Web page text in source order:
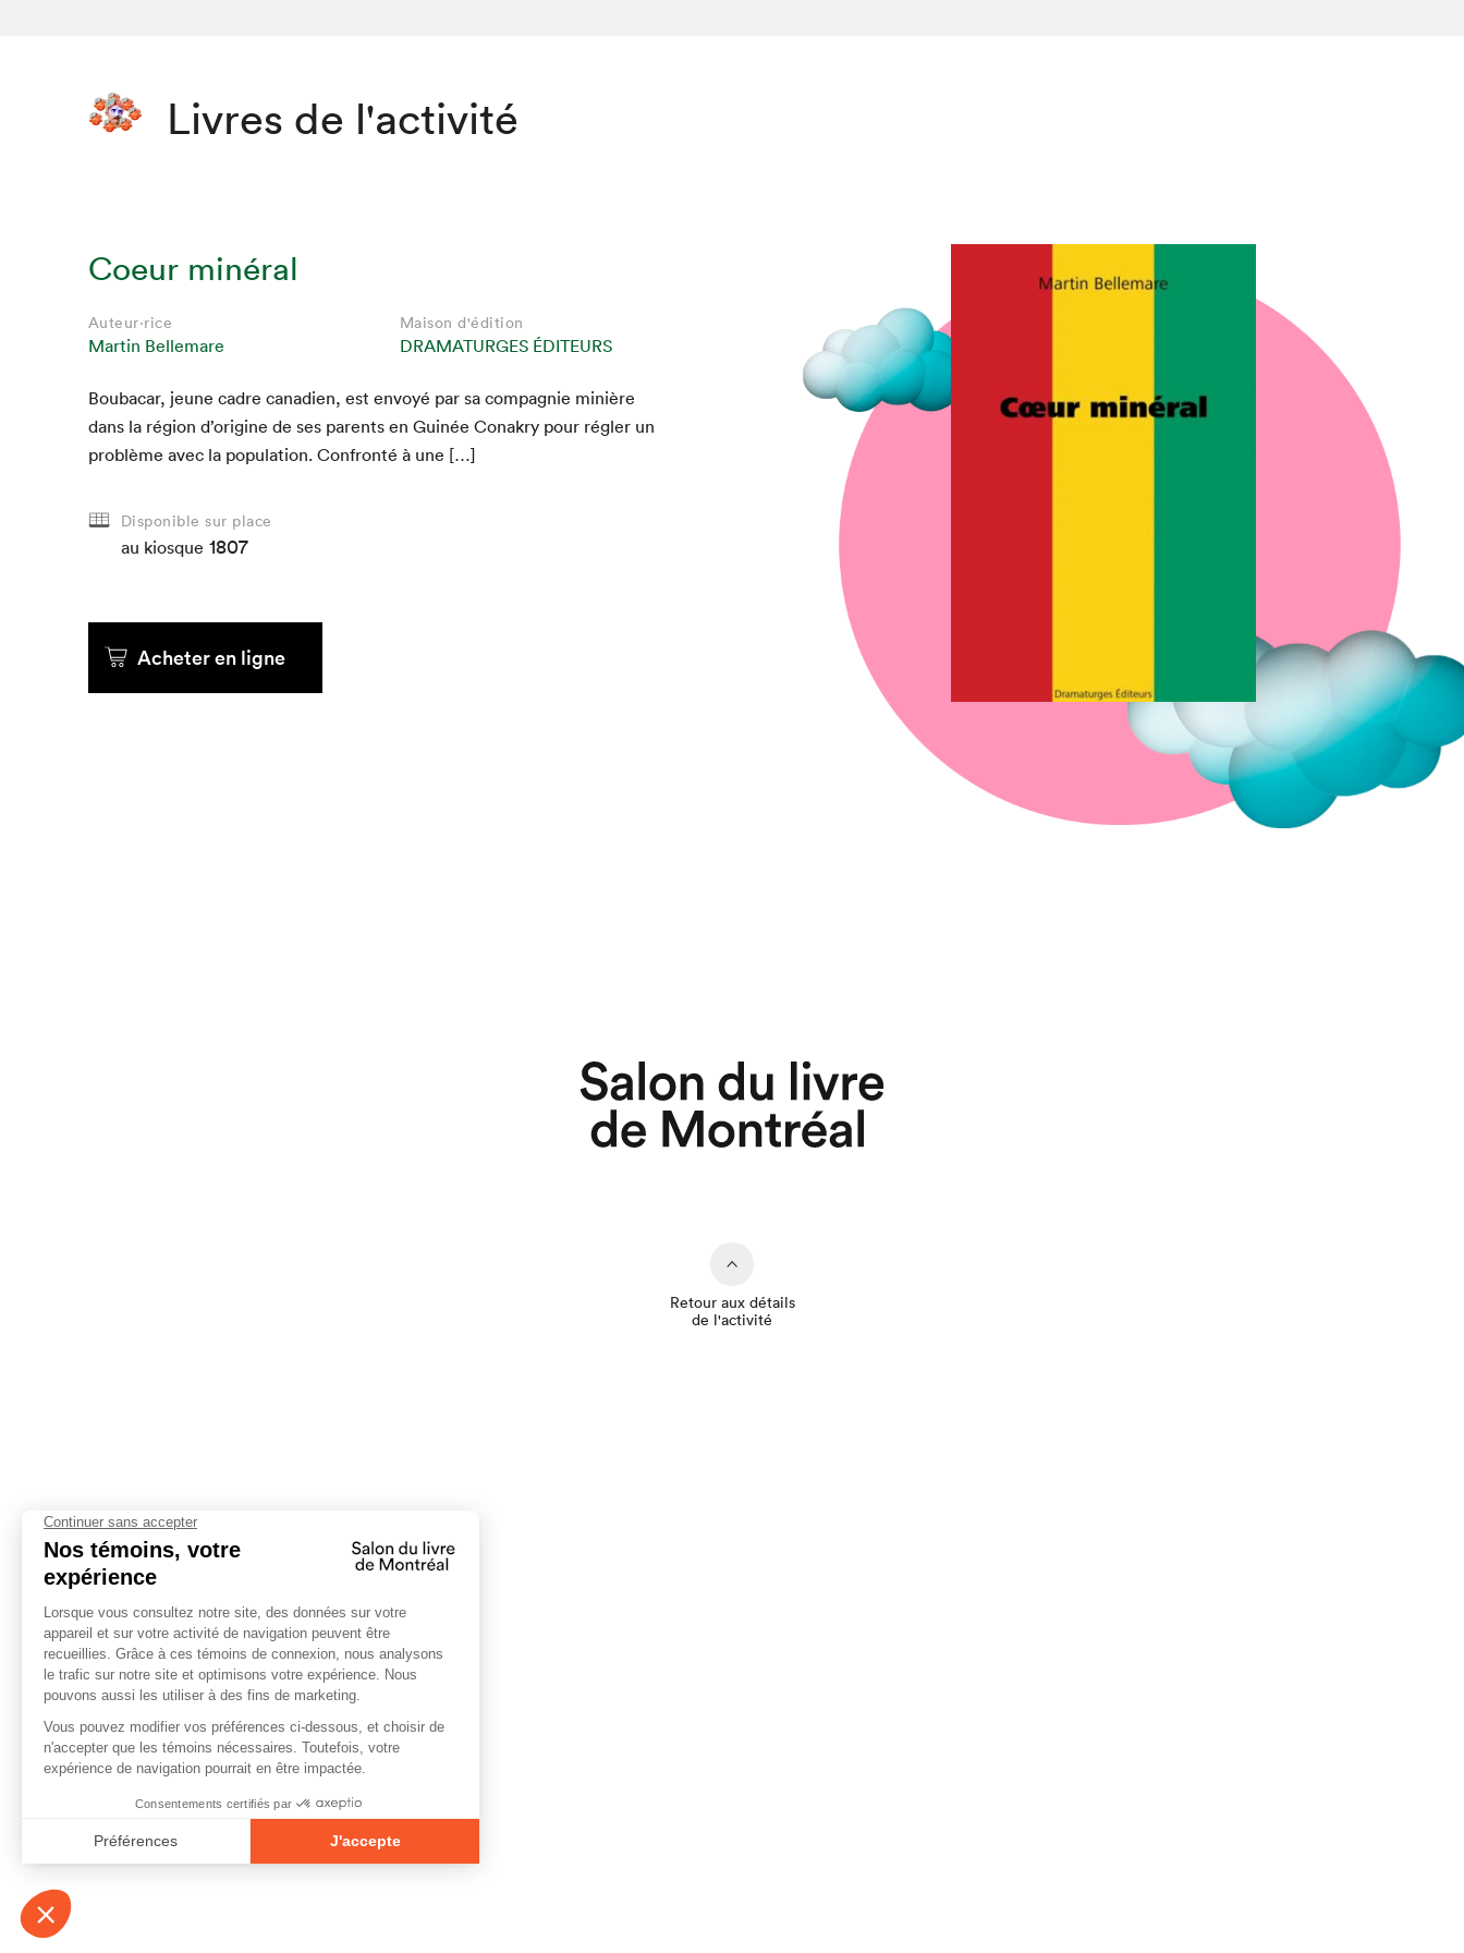
Que cherchez-vous?
Livres de l'activité
Coeur minéral
Auteur·rice
Martin Bellemare
Maison d'édition
DRAMATURGES ÉDITEURS
Boubacar, jeune cadre cana­di­en, est envoyé par sa com­pag­nie minière
dans la région d’origine de ses par­ents en Guinée Conakry pour régler un
prob­lème avec la pop­u­la­tion. Con­fron­té à une […]
Disponible sur place
au kiosque 1807
Acheter en ligne
Retour aux détails
de l'activité